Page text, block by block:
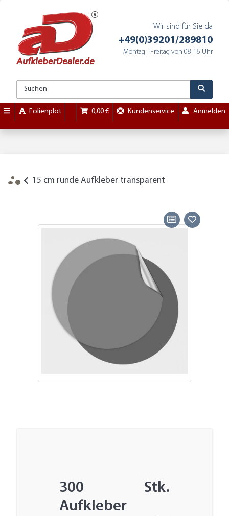
Wir sind für Sie da
+49(0)39201/289810
Montag - Freitag von 08-16 Uhr
Folienplot 0,00 € Kundenservice Anmelden
15 cm runde Aufkleber transparent
300 Stk.
Aufkleber